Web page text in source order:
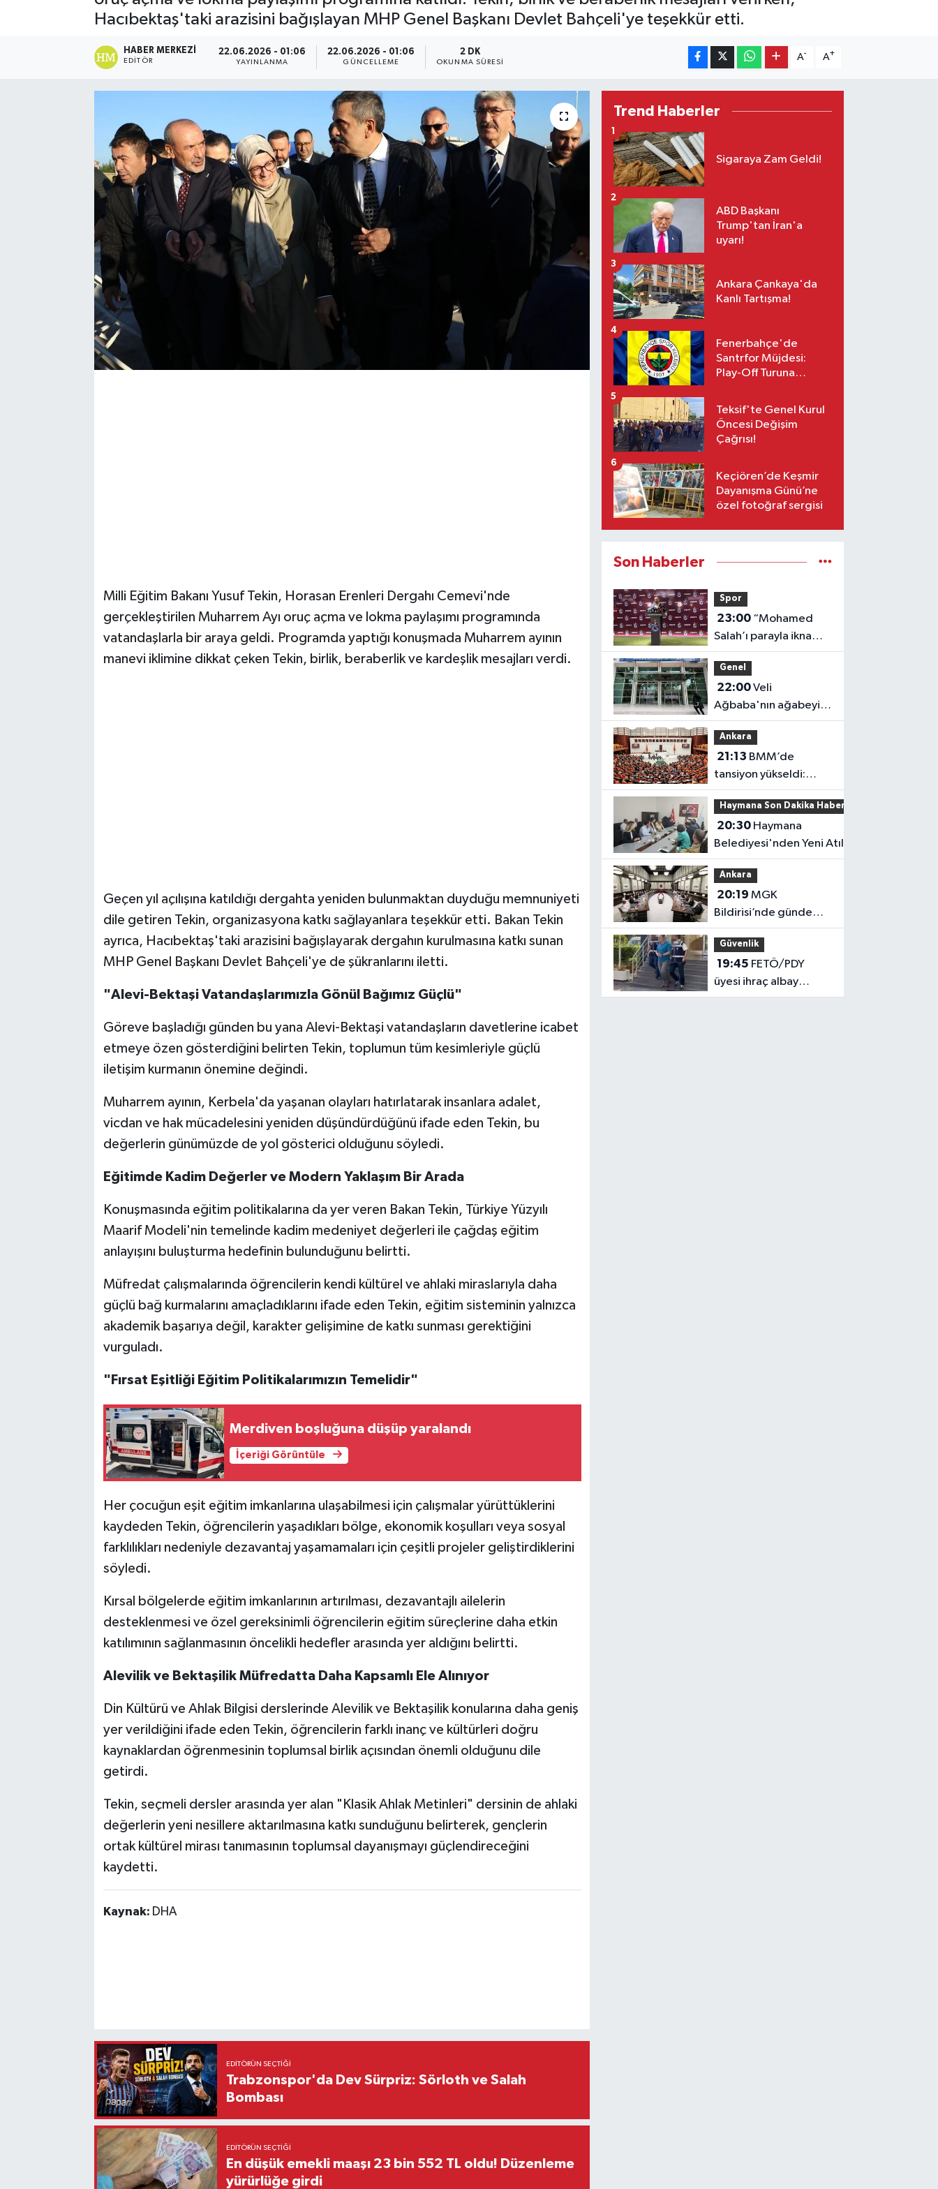
Hacıbektaş'taki arazisini bağışlayan MHP Genel Başkanı Devlet Bahçeli'ye teşekkür etti.
HABER MERKEZI
EDITÖR
22.06.2026 - 01:06
YAYINLANMA
22.06.2026 - 01:06
GÜNCELLEME
2 DK
OKUNMA SÜRESI
A- A+
Milli Eğitim Bakanı Yusuf Tekin, Horasan Erenleri Dergahı Cemevi'nde
gerçekleştirilen Muharrem Ayı oruç açma ve lokma paylaşımı programında
vatandaşlarla bir araya geldi. Programda yaptığı konuşmada Muharrem ayının
manevi iklimine dikkat çeken Tekin, birlik, beraberlik ve kardeşlik mesajları verdi.
Geçen yıl açılışına katıldığı dergahta yeniden bulunmaktan duyduğu memnuniyeti
dile getiren Tekin, organizasyona katkı sağlayanlara teşekkür etti. Bakan Tekin
ayrıca, Hacıbektaş'taki arazisini bağışlayarak dergahın kurulmasına katkı sunan
MHP Genel Başkanı Devlet Bahçeli'ye de şükranlarını iletti.
"Alevi-Bektaşi Vatandaşlarımızla Gönül Bağımız Güçlü"
Göreve başladığı günden bu yana Alevi-Bektaşi vatandaşların davetlerine icabet
etmeye özen gösterdiğini belirten Tekin, toplumun tüm kesimleriyle güçlü
iletişim kurmanın önemine değindi.
Muharrem ayının, Kerbela'da yaşanan olayları hatırlatarak insanlara adalet,
vicdan ve hak mücadelesini yeniden düşündürdüğünü ifade eden Tekin, bu
değerlerin günümüzde de yol gösterici olduğunu söyledi.
Eğitimde Kadim Değerler ve Modern Yaklaşım Bir Arada
Konuşmasında eğitim politikalarına da yer veren Bakan Tekin, Türkiye Yüzyılı
Maarif Modeli'nin temelinde kadim medeniyet değerleri ile çağdaş eğitim
anlayışını buluşturma hedefinin bulunduğunu belirtti.
Müfredat çalışmalarında öğrencilerin kendi kültürel ve ahlaki miraslarıyla daha
güçlü bağ kurmalarını amaçladıklarını ifade eden Tekin, eğitim sisteminin yalnızca
akademik başarıya değil, karakter gelişimine de katkı sunması gerektiğini
vurguladı.
"Fırsat Eşitliği Eğitim Politikalarımızın Temelidir"
Merdiven boşluğuna düşüp yaralandı
İçeriği Görüntüle
Her çocuğun eşit eğitim imkanlarına ulaşabilmesi için çalışmalar yürüttüklerini
kaydeden Tekin, öğrencilerin yaşadıkları bölge, ekonomik koşulları veya sosyal
farklılıkları nedeniyle dezavantaj yaşamamaları için çeşitli projeler geliştirdiklerini
söyledi.
Kırsal bölgelerde eğitim imkanlarının artırılması, dezavantajlı ailelerin
desteklenmesi ve özel gereksinimli öğrencilerin eğitim süreçlerine daha etkin
katılımının sağlanmasının öncelikli hedefler arasında yer aldığını belirtti.
Alevilik ve Bektaşilik Müfredatta Daha Kapsamlı Ele Alınıyor
Din Kültürü ve Ahlak Bilgisi derslerinde Alevilik ve Bektaşilik konularına daha geniş
yer verildiğini ifade eden Tekin, öğrencilerin farklı inanç ve kültürleri doğru
kaynaklardan öğrenmesinin toplumsal birlik açısından önemli olduğunu dile
getirdi.
Tekin, seçmeli dersler arasında yer alan "Klasik Ahlak Metinleri" dersinin de ahlaki
değerlerin yeni nesillere aktarılmasına katkı sunduğunu belirterek, gençlerin
ortak kültürel mirası tanımasının toplumsal dayanışmayı güçlendireceğini
kaydetti.
Kaynak: DHA
EDITÖRÜN SEÇTIĞI
Trabzonspor'da Dev Sürpriz: Sörloth ve Salah
Bombası
EDITÖRÜN SEÇTIĞI
En düşük emekli maaşı 23 bin 552 TL oldu! Düzenleme
yürürlüğe girdi
Trend Haberler
Sigaraya Zam Geldi!
1
ABD Başkanı
Trump'tan İran'a
uyarı!
2
Ankara Çankaya'da
Kanlı Tartışma!
3
Fenerbahçe'de
Santrfor Müjdesi:
Play-Off Turuna
4
Teksif'te Genel Kurul
Öncesi Değişim
Çağrısı!
5
Keçiören’de Keşmir
Dayanışma Günü’ne
özel fotoğraf sergisi
6
Son Haberler
Spor
23:00
Salah’ı parayla ikna
etmedik”
Genel
22:00Veli
Ağbaba'nın ağabeyi
tutuklandı
Ankara
21:13
tansiyon yükseldi:
Fezlekeler sonrası sert
açıklamalar
Haymana Son Dakika Haberleri
20:30
Belediyesi'nden Yeni Atılım!
Ankara
20:19 MGK
Bildirisi’nde gündem
yoğun!
Güvenlik
19:45
üyesi ihraç albay
yakalandı
İlçe Haberleri
Kültür & Sanat